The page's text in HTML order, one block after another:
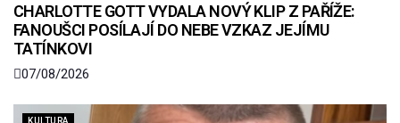
CHARLOTTE GOTT VYDALA NOVÝ KLIP Z PAŘÍŽE:
FANOUŠCI POSÍLAJÍ DO NEBE VZKAZ JEJÍMU
TATÍNKOVI
07/08/2026
KULTURA